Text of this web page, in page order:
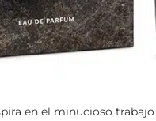
en el minucioso